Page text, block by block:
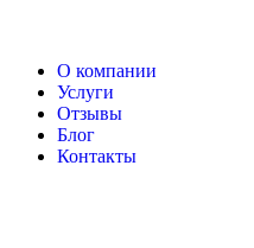
О компании
Услуги
Отзывы
Блог
Контакты